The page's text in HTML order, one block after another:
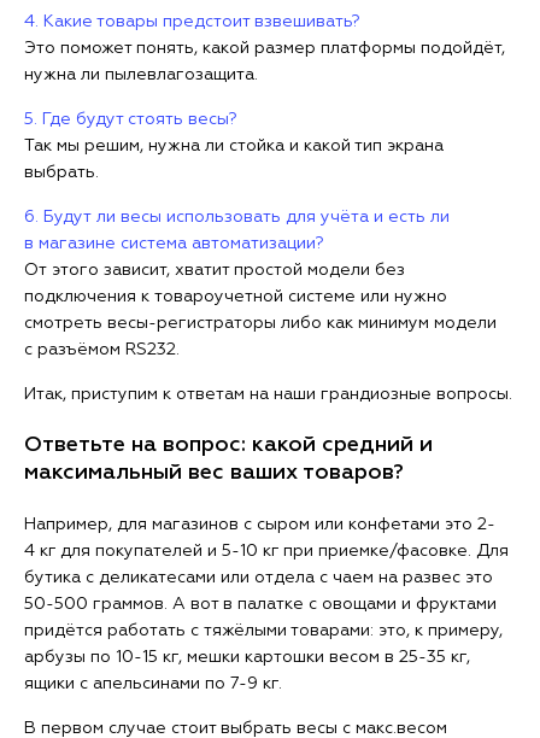
4. Какие товары предстоит взвешивать?
Это поможет понять, какой размер платформы подойдёт,
нужна ли пылевлагозащита.
5. Где будут стоять весы?
Так мы решим, нужна ли стойка и какой тип экрана
выбрать.
6. Будут ли весы использовать для учёта и есть ли
в магазине система автоматизации?
От этого зависит, хватит простой модели без
подключения к товароучетной системе или нужно
смотреть весы-регистраторы либо как минимум модели
с разъёмом RS232.
Итак, приступим к ответам на наши грандиозные вопросы.
Ответьте на вопрос: какой средний и
максимальный вес ваших товаров?
Например, для магазинов с сыром или конфетами это 2-
4 кг для покупателей и 5-10 кг при приемке/фасовке. Для
бутика с деликатесами или отдела с чаем на развес это
50-500 граммов. А вот в палатке с овощами и фруктами
придётся работать с тяжёлыми товарами: это, к примеру,
арбузы по 10-15 кг, мешки картошки весом в 25-35 кг,
ящики с апельсинами по 7-9 кг.
В первом случае стоит выбрать весы с макс.весом